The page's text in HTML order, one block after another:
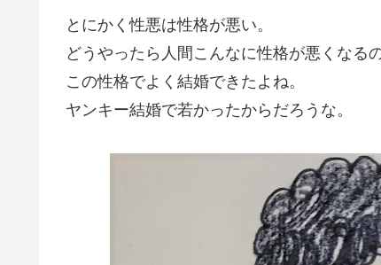
とにかく性悪は性格が悪い。
どうやったら人間こんなに性格が悪くなる
この性格でよく結婚できたよね。
ヤンキー結婚で若かったからだろうな。